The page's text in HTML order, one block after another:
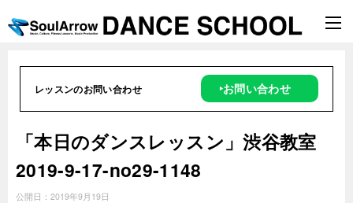
レッスンのお問い合わせ ‣お問い合わせ
「本日のダンスレッスン」渋谷教室
2019-9-17-no29-1148
公開日： 2019年9月19日